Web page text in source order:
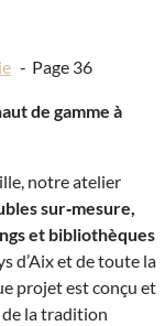
Page 36
de gamme à
notre atelier
sur‑mesure,
et bibliothèques
d’Aix et de toute la
projet est conçu et
la tradition